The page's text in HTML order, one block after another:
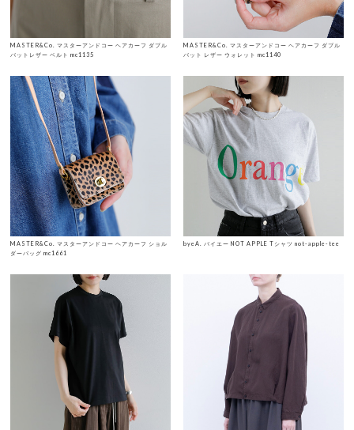
MASTER&Co. マスターアンドコー ヘアカーフ ダブル
バットレザー ベルト mc1135
MASTER&Co. マスターアンドコー ヘアカーフ ダブル
バット レザー ウォレット mc1140
MASTER&Co. マスターアンドコー ヘアカーフ ショル
ダーバッグ mc1661
byeA. バイエー NOT APPLE Tシャツ not-apple-tee